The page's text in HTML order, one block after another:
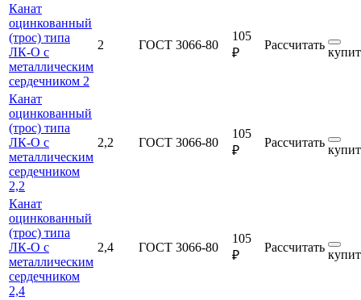
Канат
оцинкованный
(трос) типа
ЛК-О с
металлическим
сердечником 2
2 ГОСТ 3066-80
105
₽
Рассчитать
Канат
оцинкованный
(трос) типа
ЛК-О с
металлическим
сердечником
2,2
2,2 ГОСТ 3066-80
105
₽
Рассчитать
Канат
оцинкованный
(трос) типа
ЛК-О с
металлическим
сердечником
2,4
2,4 ГОСТ 3066-80
105
₽
Рассчитать